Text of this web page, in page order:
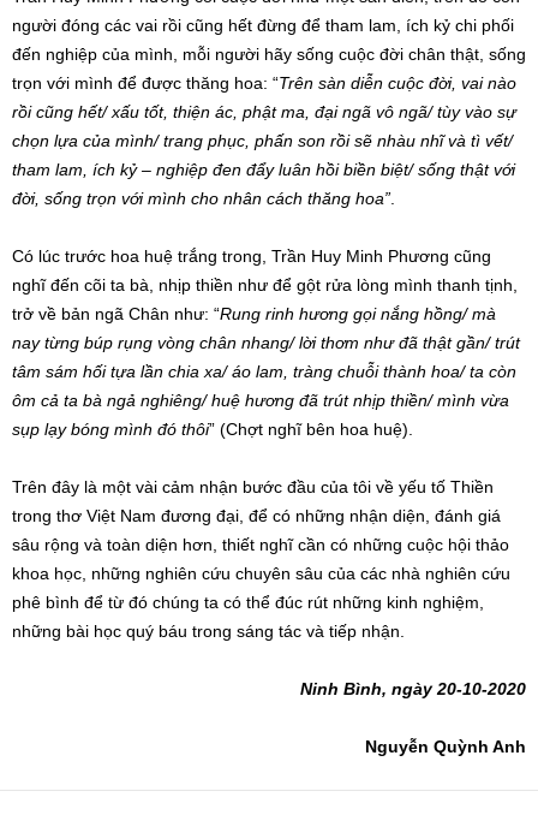
người đóng các vai rồi cũng hết đừng để tham lam, ích kỷ chi phối
đến nghiệp của mình, mỗi người hãy sống cuộc đời chân thật, sống
trọn với mình để được thăng hoa: “Trên sàn diễn cuộc đời, vai nào
rồi cũng hết/ xấu tốt, thiện ác, phật ma, đại ngã vô ngã/ tùy vào sự
chọn lựa của mình/ trang phục, phấn son rồi sẽ nhàu nhĩ và tì vết/
tham lam, ích kỷ – nghiệp đen đẩy luân hồi biền biệt/ sống thật với
đời, sống trọn với mình cho nhân cách thăng hoa”.
Có lúc trước hoa huệ trắng trong, Trần Huy Minh Phương cũng
nghĩ đến cõi ta bà, nhịp thiền như để gột rửa lòng mình thanh tịnh,
trở về bản ngã Chân như: “Rung rinh hương gọi nắng hồng/ mà
nay từng búp rụng vòng chân nhang/ lời thơm như đã thật gần/ trút
tâm sám hối tựa lần chia xa/ áo lam, tràng chuỗi thành hoa/ ta còn
ôm cả ta bà ngả nghiêng/ huệ hương đã trút nhịp thiền/ mình vừa
sụp lạy bóng mình đó thôi” (Chợt nghĩ bên hoa huệ).
Trên đây là một vài cảm nhận bước đầu của tôi về yếu tố Thiền
trong thơ Việt Nam đương đại, để có những nhận diện, đánh giá
sâu rộng và toàn diện hơn, thiết nghĩ cần có những cuộc hội thảo
khoa học, những nghiên cứu chuyên sâu của các nhà nghiên cứu
phê bình để từ đó chúng ta có thể đúc rút những kinh nghiệm,
những bài học quý báu trong sáng tác và tiếp nhận.
Ninh Bình, ngày 20-10-2020
Nguyễn Quỳnh Anh